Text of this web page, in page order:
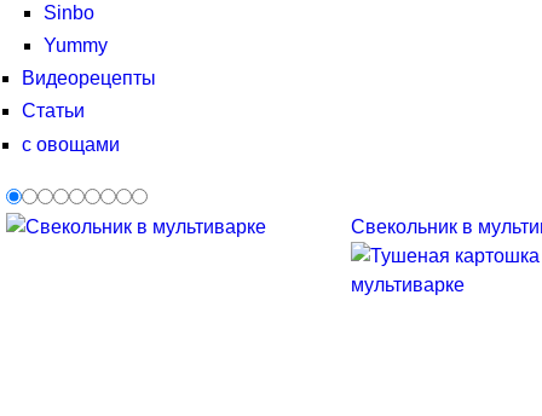
Sinbo
Yummy
Видеорецепты
Статьи
с овощами
Свекольник в